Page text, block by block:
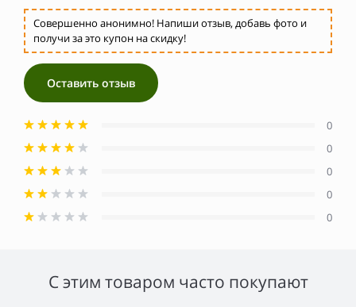
Совершенно анонимно! Напиши отзыв, добавь фото и
получи за это купон на скидку!
Оставить отзыв
0
0
0
0
0
С этим товаром часто покупают